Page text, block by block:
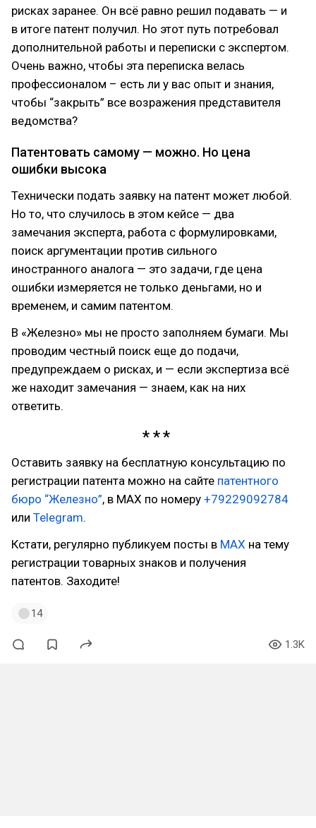
рисках заранее. Он всё равно решил подавать — и
в итоге патент получил. Но этот путь потребовал
дополнительной работы и переписки с экспертом.
Очень важно, чтобы эта переписка велась
профессионалом – есть ли у вас опыт и знания,
чтобы “закрыть” все возражения представителя
ведомства?
Патентовать самому — можно. Но цена
ошибки высока
Технически подать заявку на патент может любой.
Но то, что случилось в этом кейсе — два
замечания эксперта, работа с формулировками,
поиск аргументации против сильного
иностранного аналога — это задачи, где цена
ошибки измеряется не только деньгами, но и
временем, и самим патентом.
В «Железно» мы не просто заполняем бумаги. Мы
проводим честный поиск еще до подачи,
предупреждаем о рисках, и — если экспертиза всё
же находит замечания — знаем, как на них
ответить.
Оставить заявку на бесплатную консультацию по
регистрации патента можно на сайте патентного
бюро “Железно”, в MAX по номеру +79229092784
или Telegram.
Кстати, регулярно публикуем посты в МАХ на тему
регистрации товарных знаков и получения
патентов. Заходите!
14
1.3K